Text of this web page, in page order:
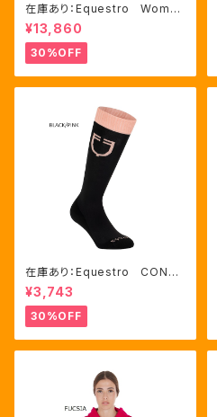
在庫あり：Equestro Wome
n's テクニカル トレーニング
ポロシャツ Royal Blue、M
サイズ（ETW00064）
¥13,860
30%OFF
在庫あり：Equestro CONTR
ASTING LOGO ソックス 2
色（ETU00019）
¥3,743
30%OFF